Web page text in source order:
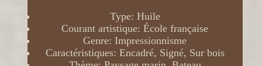
Type: Huile
Courant artistique: École française
Genre: Impressionnisme
Caractéristiques: Encadré, Signé, Sur bois